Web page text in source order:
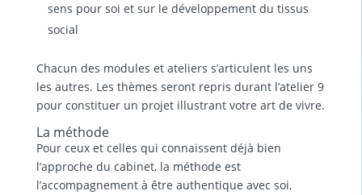
sens pour soi et sur le développement du tissus
social
Chacun des modules et ateliers s’articulent les uns
les autres. Les thèmes seront repris durant l’atelier 9
pour constituer un projet illustrant votre art de vivre.
La méthode
Pour ceux et celles qui connaissent déjà bien
l’approche du cabinet, la méthode est
l’accompagnement à être authentique avec soi,